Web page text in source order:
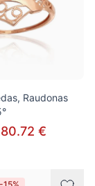
Raudonas
€